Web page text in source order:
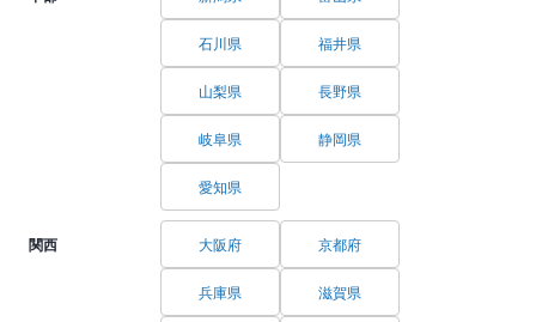
石川県 福井県
山梨県 長野県
岐阜県 静岡県
愛知県
関西 大阪府 京都府
兵庫県 滋賀県